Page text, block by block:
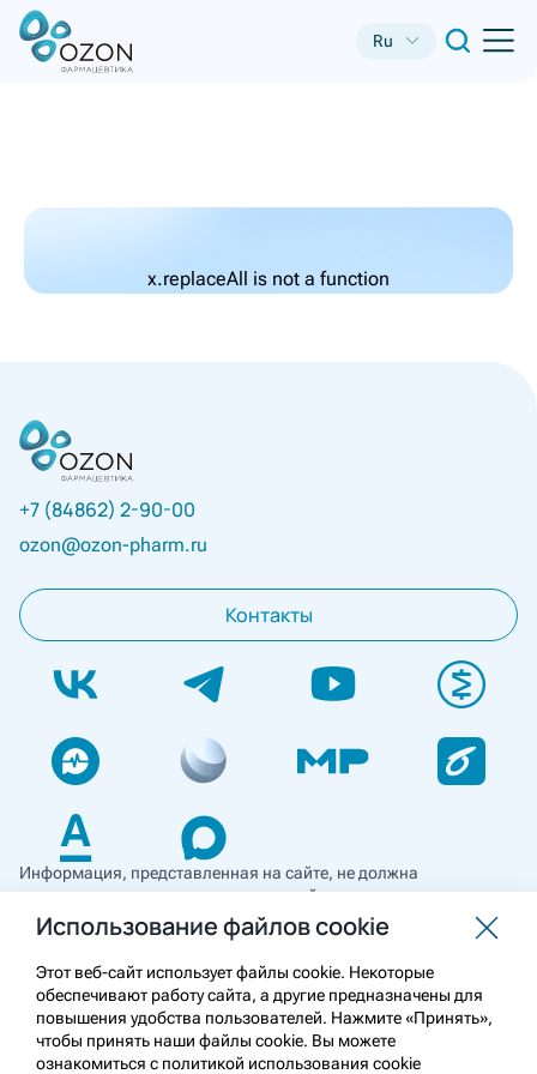
Ru
x.replaceAll is not a function
+7 (84862) 2-90-00
ozon@ozon-pharm.ru
Контакты
Информация, представленная на сайте, не должна
использоваться для самостоятельной диагностики и лечения
и не может служить заменой очной консультации врача. Перед
применением необходимо ознакомиться
с противопоказаниями препарата. Информация
о лекарственных средствах рецептурного отпуска
предназначена для медицинских и фармацевтических
работников.
Использование файлов cookie
Этот веб-сайт использует файлы cookie. Некоторые
обеспечивают работу сайта, а другие предназначены для
повышения удобства пользователей. Нажмите «Принять»,
чтобы принять наши файлы cookie. Вы можете
ознакомиться с политикой использования cookie